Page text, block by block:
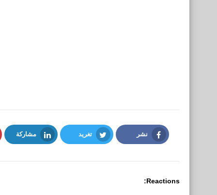
نشر تغريد مشاركة
Reactions: